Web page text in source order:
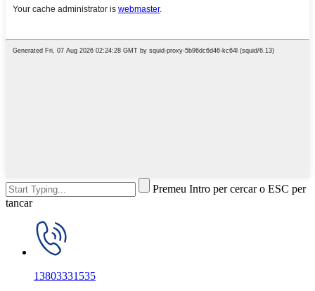
Premeu Intro per cercar o ESC per
tancar
13803331535